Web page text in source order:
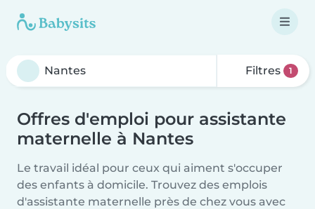
Filtres 1
Offres d'emploi pour assistante
maternelle à Nantes
Le travail idéal pour ceux qui aiment s'occuper
des enfants à domicile. Trouvez des emplois
d'assistante maternelle près de chez vous avec